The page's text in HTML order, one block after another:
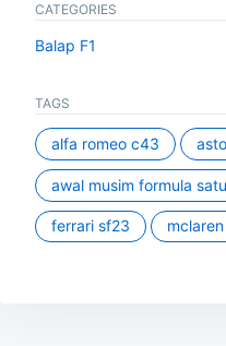
CATEGORIES
Balap F1
TAGS
alfa romeo c43
awal musim formula
ferrari sf23